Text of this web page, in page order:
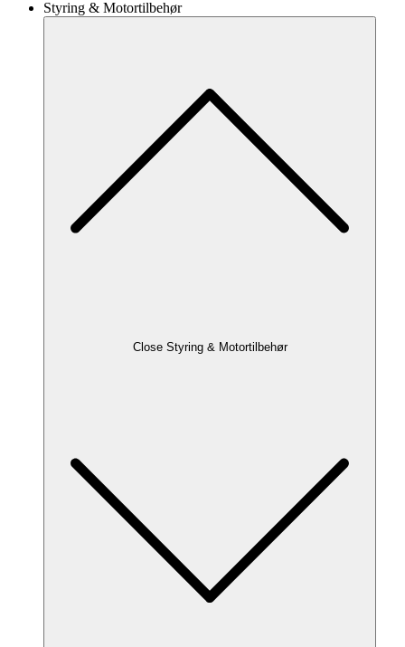
Styring & Motortilbehør
Close Styring & Motortilbehør